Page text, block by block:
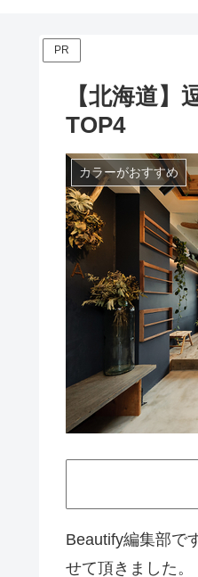
PR
【北海道
TOP4
カラーがおすすめ
Beautify編集部で
せて頂きました。